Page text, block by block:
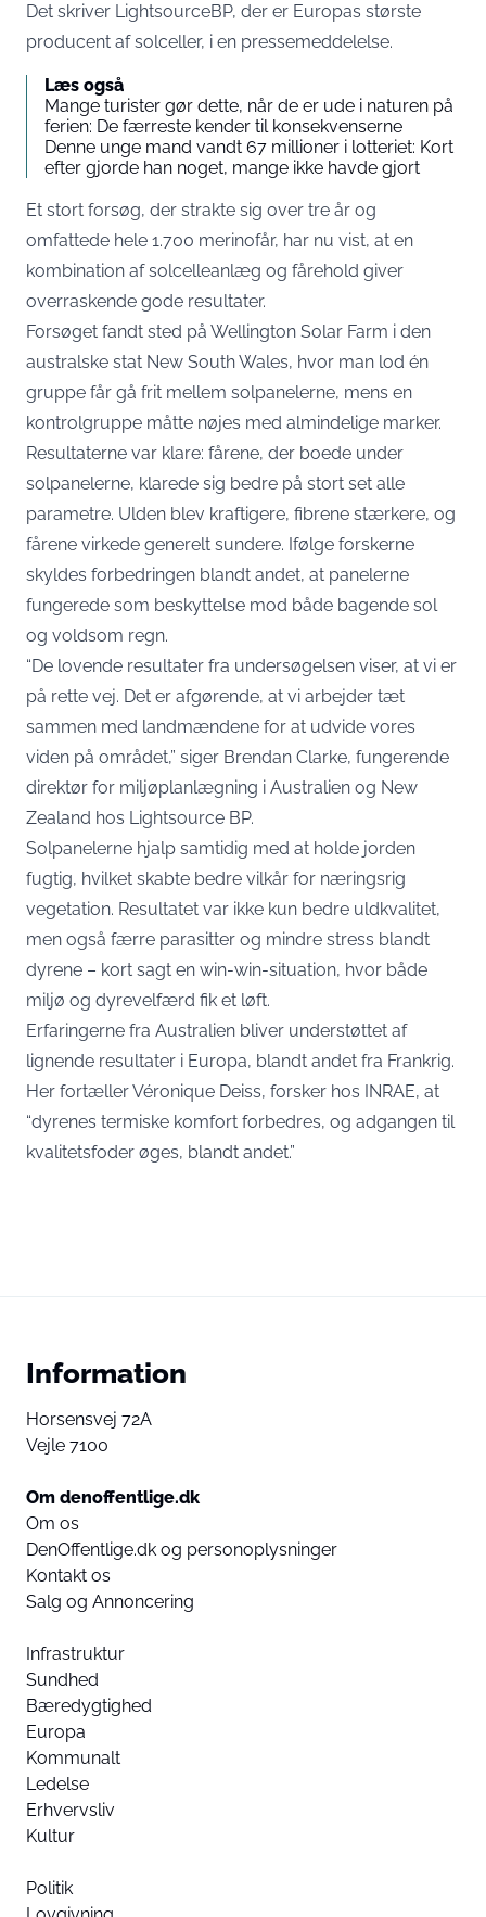
Det skriver LightsourceBP, der er Europas største
producent af solceller, i en pressemeddelelse.
Læs også
Mange turister gør dette, når de er ude i naturen på
ferien: De færreste kender til konsekvenserne
Denne unge mand vandt 67 millioner i lotteriet: Kort
efter gjorde han noget, mange ikke havde gjort
Et stort forsøg, der strakte sig over tre år og
omfattede hele 1.700 merinofår, har nu vist, at en
kombination af solcelleanlæg og fårehold giver
overraskende gode resultater.
Forsøget fandt sted på Wellington Solar Farm i den
australske stat New South Wales, hvor man lod én
gruppe får gå frit mellem solpanelerne, mens en
kontrolgruppe måtte nøjes med almindelige marker.
Resultaterne var klare: fårene, der boede under
solpanelerne, klarede sig bedre på stort set alle
parametre. Ulden blev kraftigere, fibrene stærkere, og
fårene virkede generelt sundere. Ifølge forskerne
skyldes forbedringen blandt andet, at panelerne
fungerede som beskyttelse mod både bagende sol
og voldsom regn.
“De lovende resultater fra undersøgelsen viser, at vi er
på rette vej. Det er afgørende, at vi arbejder tæt
sammen med landmændene for at udvide vores
viden på området,” siger Brendan Clarke, fungerende
direktør for miljøplanlægning i Australien og New
Zealand hos Lightsource BP.
Solpanelerne hjalp samtidig med at holde jorden
fugtig, hvilket skabte bedre vilkår for næringsrig
vegetation. Resultatet var ikke kun bedre uldkvalitet,
men også færre parasitter og mindre stress blandt
dyrene – kort sagt en win-win-situation, hvor både
miljø og dyrevelfærd fik et løft.
Erfaringerne fra Australien bliver understøttet af
lignende resultater i Europa, blandt andet fra Frankrig.
Her fortæller Véronique Deiss, forsker hos INRAE, at
“dyrenes termiske komfort forbedres, og adgangen til
kvalitetsfoder øges, blandt andet.”
Information
Horsensvej 72A
Vejle 7100
Om denoffentlige.dk
Om os
DenOffentlige.dk og personoplysninger
Kontakt os
Salg og Annoncering
Infrastruktur
Sundhed
Bæredygtighed
Europa
Kommunalt
Ledelse
Erhvervsliv
Kultur
Politik